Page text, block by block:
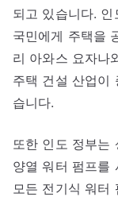
되고 있습니다.
국민에게 주택을
리 아와스 요자나
주택 건설 산업이
습니다.
또한 인도 정부는
양열 워터 펌프를
모든 전기식 워터